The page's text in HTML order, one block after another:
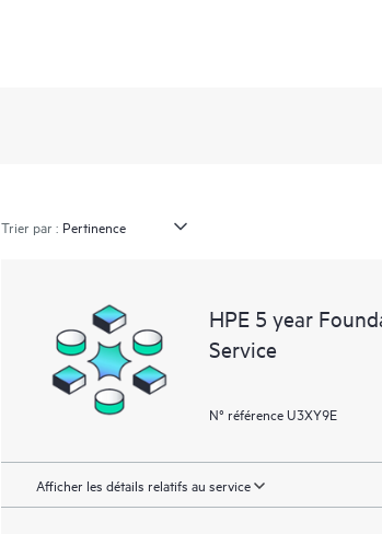
Trier par :
HPE 5 year
Service
N° référence U3XY9E
Afficher les détails relatifs au service